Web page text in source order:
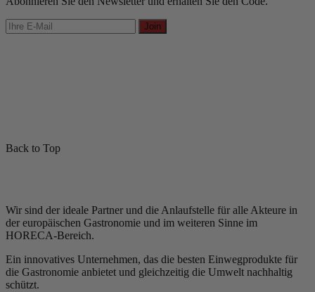
Join
Back to Top
Wir sind der ideale Partner und die Anlaufstelle für alle Akteure in
der europäischen Gastronomie und im weiteren Sinne im
HORECA-Bereich.
Ein innovatives Unternehmen, das die besten Einwegprodukte für
die Gastronomie anbietet und gleichzeitig die Umwelt nachhaltig
schützt.